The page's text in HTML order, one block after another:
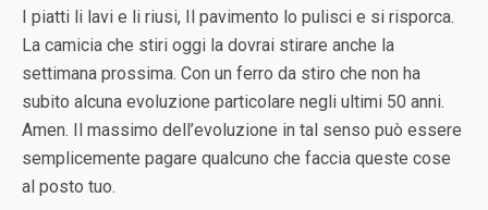
I piatti li lavi e li riusi, Il pavimento lo pulisci e si risporca.
La camicia che stiri oggi la dovrai stirare anche la
settimana prossima. Con un ferro da stiro che non ha
subito alcuna evoluzione particolare negli ultimi 50 anni.
Amen. Il massimo dell’evoluzione in tal senso può essere
semplicemente pagare qualcuno che faccia queste cose
al posto tuo.